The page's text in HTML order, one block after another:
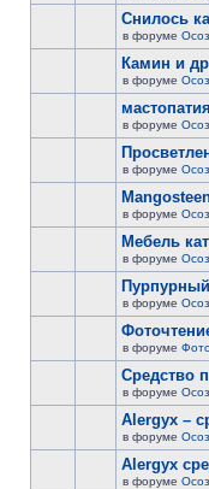
Снилось
в форуме
Камин и
в форуме
в форуме
в форуме
в форуме
Мебель
в форуме
в форуме
в форуме
Cредство
в форуме
Alergyx –
в форуме
Alergyx
в форуме